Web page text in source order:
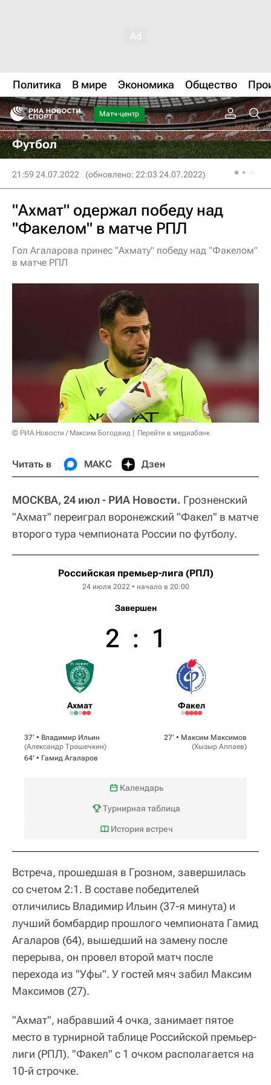
Политика В мире Экономика Общество
Матч-центр
Футбол
21:59 24.07.2022 (обновлено: 22:03 24.07.2022)
"Ахмат" одержал победу над
"Факелом" в матче РПЛ
Гол Агаларова принес "Ахмату" победу над "Факелом"
в матче РПЛ
© РИА Новости / Максим Богодвид Перейти в медиабанк
Читать в МАКС Дзен
МОСКВА, 24 июл - РИА Новости. Грозненский
"Ахмат" переиграл воронежский "Факел" в матче
второго тура чемпионата России по футболу.
Российская премьер-лига (РПЛ)
24 июля 2022 • начало в 20:00
Завершен
Ахмат
2 : 1
Факел
37‎’‎ • Владимир Ильин
(Александр Трошечкин)
64‎’‎ • Гамид Агаларов
27‎’‎ • Максим Максимов
(Хызыр Аппаев)
Календарь
Турнирная таблица
История встреч
Встреча, прошедшая в Грозном, завершилась
со счетом 2:1. В составе победителей
отличились Владимир Ильин (37-я минута) и
лучший бомбардир прошлого чемпионата Гамид
Агаларов (64), вышедший на замену после
перерыва, он провел второй матч после
перехода из "Уфы". У гостей мяч забил Максим
Максимов (27).
"Ахмат", набравший 4 очка, занимает пятое
место в турнирной таблице Российской премьер-
лиги (РПЛ). "Факел" с 1 очком располагается на
10-й строчке.